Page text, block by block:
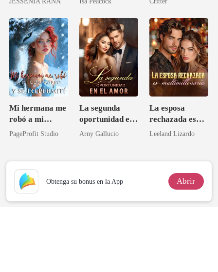
Mi hermana me
robó a mi
compañero y se
PageProfit Studio
La segunda
oportunidad en
el amor
Arny Gallucio
La esposa
rechazada es
multimillonaria
Leeland Lizardo
Obtenga su bonus en la App Abrir